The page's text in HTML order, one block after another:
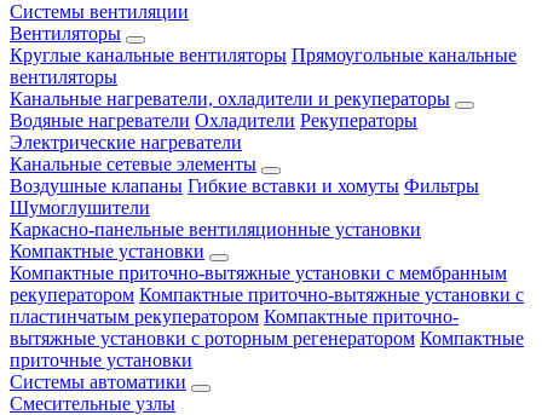
Системы вентиляции
Вентиляторы
Круглые канальные вентиляторы Прямоугольные канальные
вентиляторы
Канальные нагреватели, охладители и рекуператоры
Водяные нагреватели Охладители Рекуператоры
Электрические нагреватели
Канальные сетевые элементы
Воздушные клапаны Гибкие вставки и хомуты Фильтры
Шумоглушители
Каркасно-панельные вентиляционные установки
Компактные установки
Компактные приточно-вытяжные установки с мембранным
рекуператором Компактные приточно-вытяжные установки с
пластинчатым рекуператором Компактные приточно-
вытяжные установки с роторным регенератором Компактные
приточные установки
Системы автоматики
Смесительные узлы